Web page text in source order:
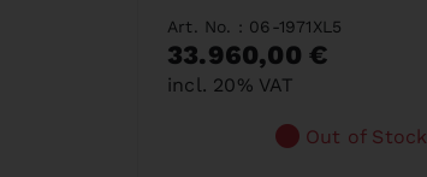
Art. No. : 06-1971XL5
33.960,00 €
incl. 20% VAT
Out of Stock